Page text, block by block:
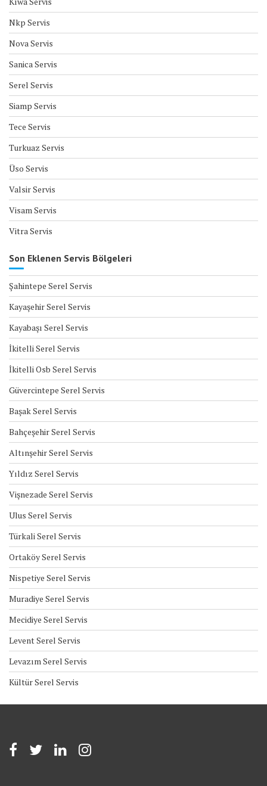
Nkp Servis
Nova Servis
Sanica Servis
Serel Servis
Siamp Servis
Tece Servis
Turkuaz Servis
Üso Servis
Valsir Servis
Visam Servis
Vitra Servis
Son Eklenen Servis Bölgeleri
Şahintepe Serel Servis
Kayaşehir Serel Servis
Kayabaşı Serel Servis
İkitelli Serel Servis
İkitelli Osb Serel Servis
Güvercintepe Serel Servis
Başak Serel Servis
Bahçeşehir Serel Servis
Altınşehir Serel Servis
Yıldız Serel Servis
Vişnezade Serel Servis
Ulus Serel Servis
Türkali Serel Servis
Ortaköy Serel Servis
Nispetiye Serel Servis
Muradiye Serel Servis
Mecidiye Serel Servis
Levent Serel Servis
Levazım Serel Servis
Kültür Serel Servis